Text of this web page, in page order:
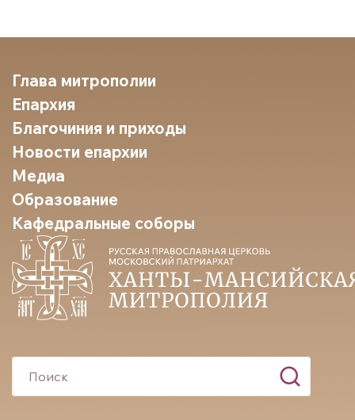
Глава митрополии
Епархия
Благочиния и приходы
Новости епархии
Медиа
Образование
Кафедральные соборы